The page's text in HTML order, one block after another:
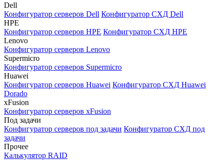
Dell
Конфигуратор серверов Dell Конфигуратор СХД Dell
HPE
Конфигуратор серверов HPE Конфигуратор СХД HPE
Lenovo
Конфигуратор серверов Lenovo
Supermicro
Конфигуратор серверов Supermicro
Huawei
Конфигуратор серверов Huawei Конфигуратор СХД Huawei
Dorado
xFusion
Конфигуратор серверов xFusion
Под задачи
Конфигуратор серверов под задачи Конфигуратор СХД под
задачи
Прочее
Калькулятор RAID